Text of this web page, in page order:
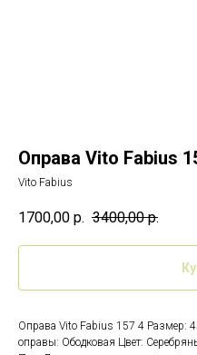
Оправа Vito Fabius
Vito Fabius
1700,00 р. 3400,00 р.
Оправа Vito Fabius 157 4 Размер:
оправы: Ободковая Цвет: